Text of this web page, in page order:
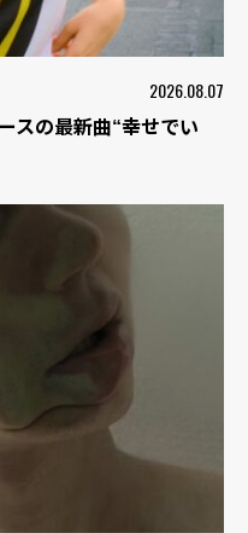
2026.08.07
スの最新曲“幸せでい